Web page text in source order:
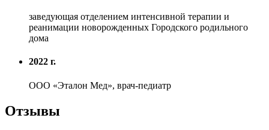
заведующая отделением интенсивной терапии и
реанимации новорожденных Городского родильного
дома
2022 г.
ООО «Эталон Мед», врач-педиатр
Отзывы